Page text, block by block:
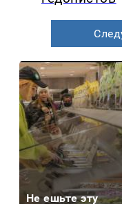
Не ешьте эту